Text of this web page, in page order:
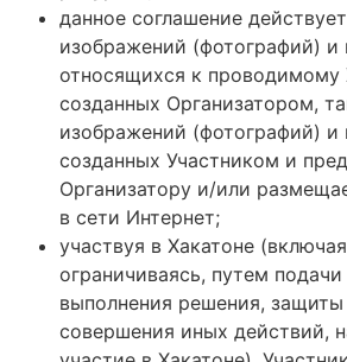
данное соглашение
изображений (фотографий) и
относящихся к проводимому
созданных Организатором,
изображений (фотографий) и
созданных Участником и
Организатору и/или
в сети Интернет;
участвуя в Хакатоне
ограничиваясь, путем подачи
выполнения решения,
совершения иных действий,